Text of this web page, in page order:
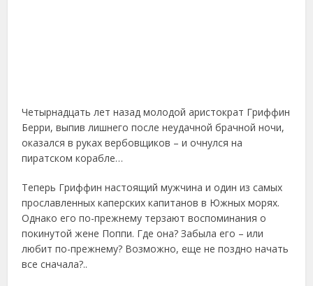
Четырнадцать лет назад молодой аристократ Гриффин
Берри, выпив лишнего после неудачной брачной ночи,
оказался в руках вербовщиков – и очнулся на
пиратском корабле…
Теперь Гриффин настоящий мужчина и один из самых
прославленных каперских капитанов в Южных морях.
Однако его по-прежнему терзают воспоминания о
покинутой жене Поппи. Где она? Забыла его – или
любит по-прежнему? Возможно, еще не поздно начать
все сначала?..